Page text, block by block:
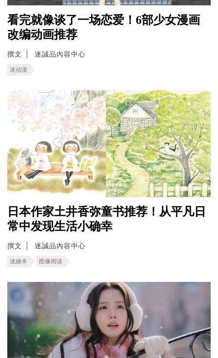
看完就像谈了一场恋爱！6部少女漫画
改编动画推荐
撰文 迷誠品內容中心
迷动漫
日本作家土井香弥童书推荐！从平凡日
常中发现生活小确幸
撰文 迷誠品內容中心
迷繪本 图像阅读